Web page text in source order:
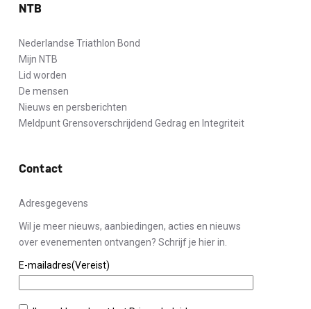
NTB
Nederlandse Triathlon Bond
Mijn NTB
Lid worden
De mensen
Nieuws en persberichten
Meldpunt Grensoverschrijdend Gedrag en Integriteit
Contact
Adresgegevens
Wil je meer nieuws, aanbiedingen, acties en nieuws
over evenementen ontvangen? Schrijf je hier in.
E-mailadres(Vereist)